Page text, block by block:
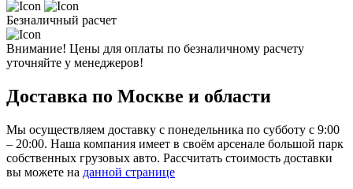
Безналичный расчет
Внимание! Цены для оплаты по безналичному расчету
уточняйте у менеджеров!
Доставка по Москве и области
Мы осуществляем доставку с понедельника по субботу с 9:00
– 20:00. Наша компания имеет в своём арсенале большой парк
собственных грузовых авто. Рассчитать стоимость доставки
вы можете на данной странице